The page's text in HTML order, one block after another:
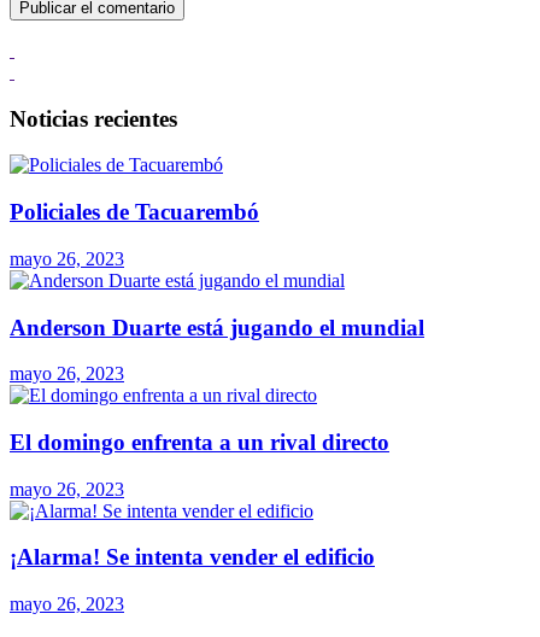
Noticias recientes
Policiales de Tacuarembó
mayo 26, 2023
Anderson Duarte está jugando el mundial
mayo 26, 2023
El domingo enfrenta a un rival directo
mayo 26, 2023
¡Alarma! Se intenta vender el edificio
mayo 26, 2023